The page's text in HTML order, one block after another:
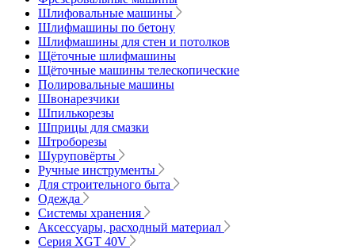
Шлифовальные машины
Шлифмашины по бетону
Шлифмашины для стен и потолков
Щёточные шлифмашины
Щёточные машины телескопические
Полировальные машины
Швонарезчики
Шпилькорезы
Шприцы для смазки
Штроборезы
Шуруповёрты
Ручные инструменты
Для строительного быта
Одежда
Системы хранения
Аксессуары, расходный материал
Серия XGT 40V